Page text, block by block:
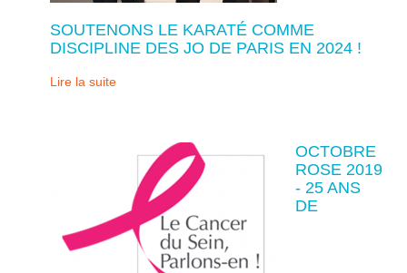
SOUTENONS LE KARATÉ COMME
DISCIPLINE DES JO DE PARIS EN 2024 !
Lire la suite
OCTOBRE
ROSE 2019
- 25 ANS
DE